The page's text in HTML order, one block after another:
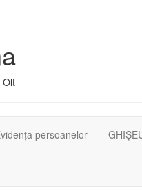
Olt
persoanelor